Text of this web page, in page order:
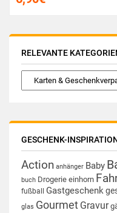
RELEVANTE
GESCHENK-
Action anhänger Baby
buch Drogerie einhorn
fußball Gastgeschenk
glas Gourmet Gravur